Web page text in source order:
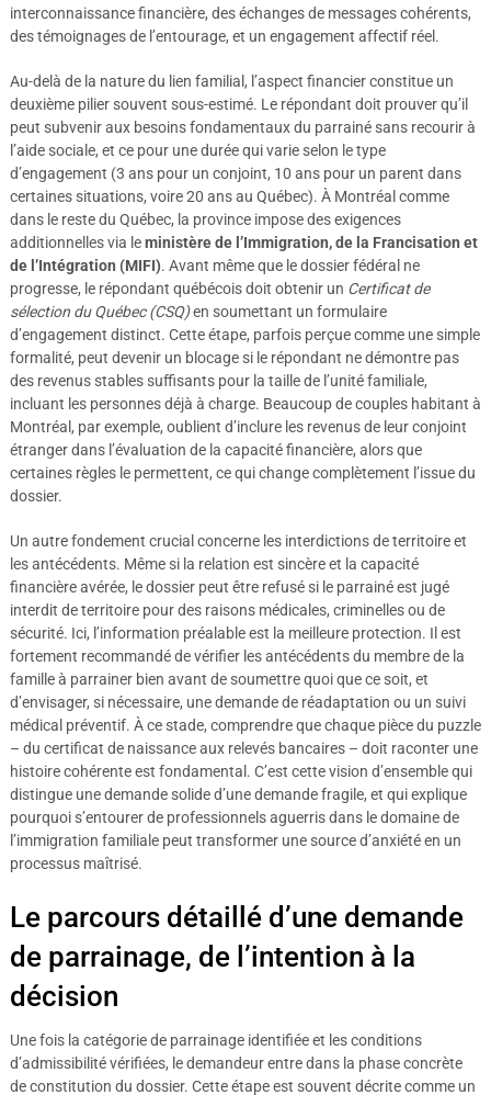
interconnaissance financière, des échanges de messages cohérents,
des témoignages de l’entourage, et un engagement affectif réel.
Au-delà de la nature du lien familial, l’aspect financier constitue un
deuxième pilier souvent sous-estimé. Le répondant doit prouver qu’il
peut subvenir aux besoins fondamentaux du parrainé sans recourir à
l’aide sociale, et ce pour une durée qui varie selon le type
d’engagement (3 ans pour un conjoint, 10 ans pour un parent dans
certaines situations, voire 20 ans au Québec). À Montréal comme
dans le reste du Québec, la province impose des exigences
additionnelles via leministère de l’Immigration, de la Francisation et
de l’Intégration (MIFI). Avant même que le dossier fédéral ne
progresse, le répondant québécois doit obtenir un Certificat de
sélection du Québec (CSQ)en soumettant un formulaire
d’engagement distinct. Cette étape, parfois perçue comme une simple
formalité, peut devenir un blocage si le répondant ne démontre pas
des revenus stables suffisants pour la taille de l’unité familiale,
incluant les personnes déjà à charge. Beaucoup de couples habitant à
Montréal, par exemple, oublient d’inclure les revenus de leur conjoint
étranger dans l’évaluation de la capacité financière, alors que
certaines règles le permettent, ce qui change complètement l’issue du
dossier.
Un autre fondement crucial concerne les interdictions de territoire et
les antécédents. Même si la relation est sincère et la capacité
financière avérée, le dossier peut être refusé si le parrainé est jugé
interdit de territoire pour des raisons médicales, criminelles ou de
sécurité. Ici, l’information préalable est la meilleure protection. Il est
fortement recommandé de vérifier les antécédents du membre de la
famille à parrainer bien avant de soumettre quoi que ce soit, et
d’envisager, si nécessaire, une demande de réadaptation ou un suivi
médical préventif. À ce stade, comprendre que chaque pièce du puzzle
– du certificat de naissance aux relevés bancaires – doit raconter une
histoire cohérente est fondamental. C’est cette vision d’ensemble qui
distingue une demande solide d’une demande fragile, et qui explique
pourquoi s’entourer de professionnels aguerris dans le domaine de
l’immigration familiale peut transformer une source d’anxiété en un
processus maîtrisé.
Le parcours détaillé d’une demande
de parrainage, de l’intention à la
décision
Une fois la catégorie de parrainage identifiée et les conditions
d’admissibilité vérifiées, le demandeur entre dans la phase concrète
de constitution du dossier. Cette étape est souvent décrite comme un